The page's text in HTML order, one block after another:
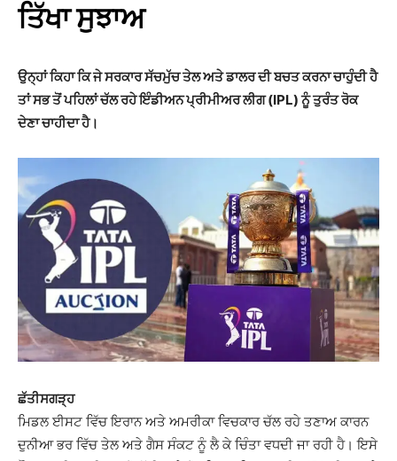
ਤਿੱਖਾ ਸੁਝਾਅ
ਉਨ੍ਹਾਂ ਕਿਹਾ ਕਿ ਜੇ ਸਰਕਾਰ ਸੱਚਮੁੱਚ ਤੇਲ ਅਤੇ ਡਾਲਰ ਦੀ ਬਚਤ ਕਰਨਾ ਚਾਹੁੰਦੀ ਹੈ
ਤਾਂ ਸਭ ਤੋਂ ਪਹਿਲਾਂ ਚੱਲ ਰਹੇ ਇੰਡੀਅਨ ਪ੍ਰੀਮੀਅਰ ਲੀਗ (IPL) ਨੂੰ ਤੁਰੰਤ ਰੋਕ
ਦੇਣਾ ਚਾਹੀਦਾ ਹੈ।
ਛੱਤੀਸਗੜ੍ਹ
ਮਿਡਲ ਈਸਟ ਵਿੱਚ ਇਰਾਨ ਅਤੇ ਅਮਰੀਕਾ ਵਿਚਕਾਰ ਚੱਲ ਰਹੇ ਤਣਾਅ ਕਾਰਨ
ਦੁਨੀਆ ਭਰ ਵਿੱਚ ਤੇਲ ਅਤੇ ਗੈਸ ਸੰਕਟ ਨੂੰ ਲੈ ਕੇ ਚਿੰਤਾ ਵਧਦੀ ਜਾ ਰਹੀ ਹੈ। ਇਸੇ